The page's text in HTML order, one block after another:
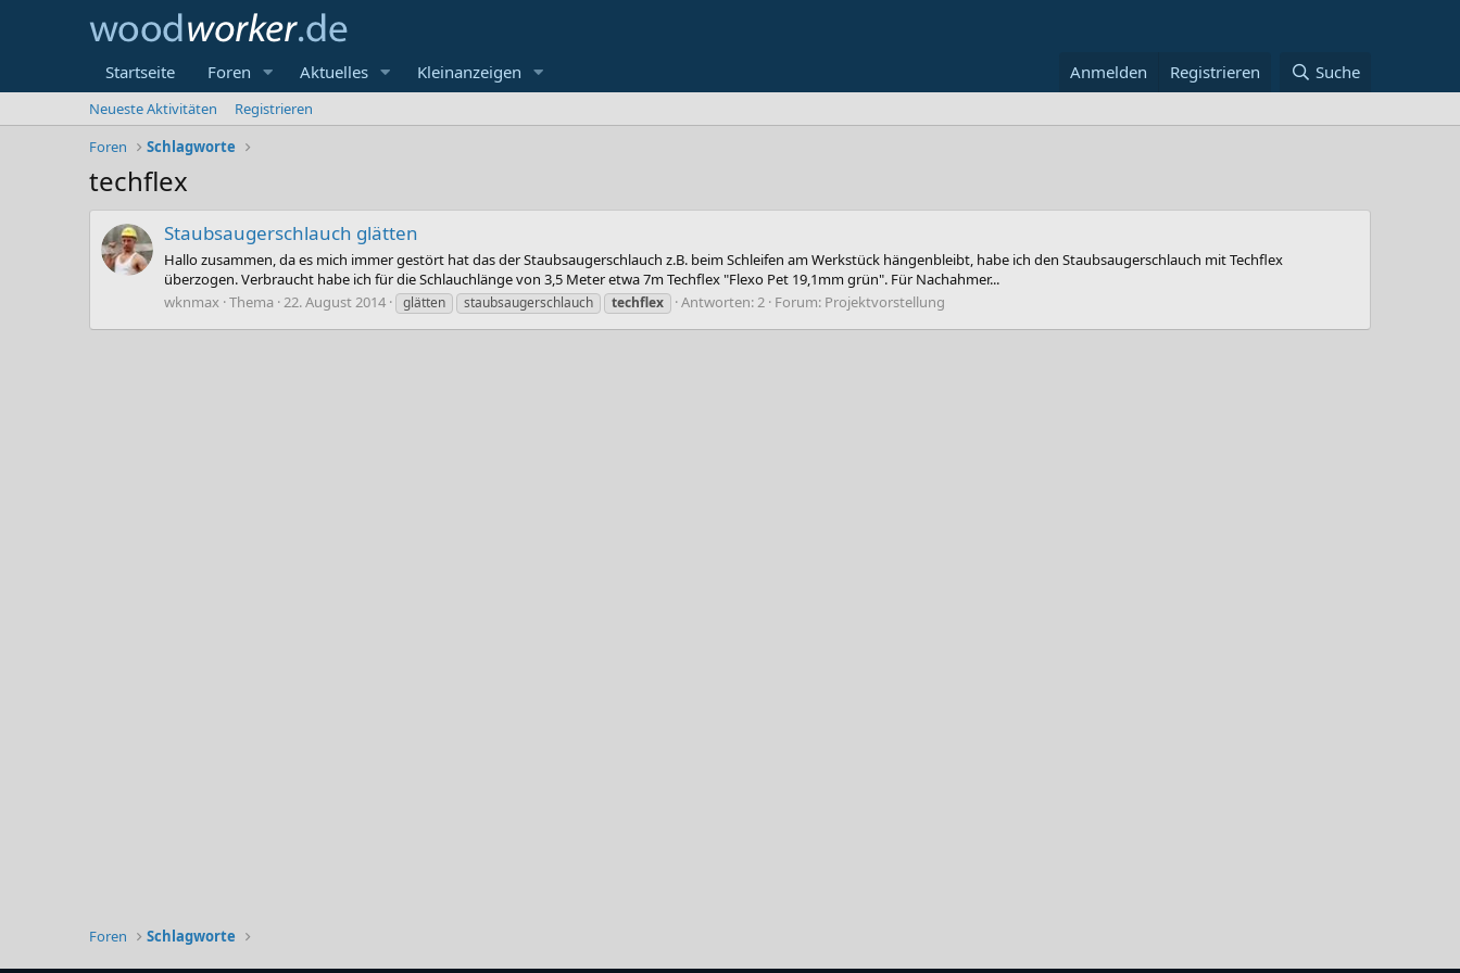
Startseite Foren Aktuelles Kleinanzeigen Anmelden Registrieren Suche
Neueste Aktivitäten
Registrieren
Foren
Schlagworte
techflex
Staubsaugerschlauch glätten
Hallo zusammen, da es mich immer gestört hat das der Staubsaugerschlauch z.B. beim Schleifen am Werkstück hängenbleibt, habe ich den Staubsaugerschlauch mit Techflex
überzogen. Verbraucht habe ich für die Schlauchlänge von 3,5 Meter etwa 7m Techflex "Flexo Pet 19,1mm grün". Für Nachahmer...
wknmax Thema 22. August 2014 glätten staubsaugerschlauch techflex Antworten: 2 Forum: Projektvorstellung
Foren Schlagworte